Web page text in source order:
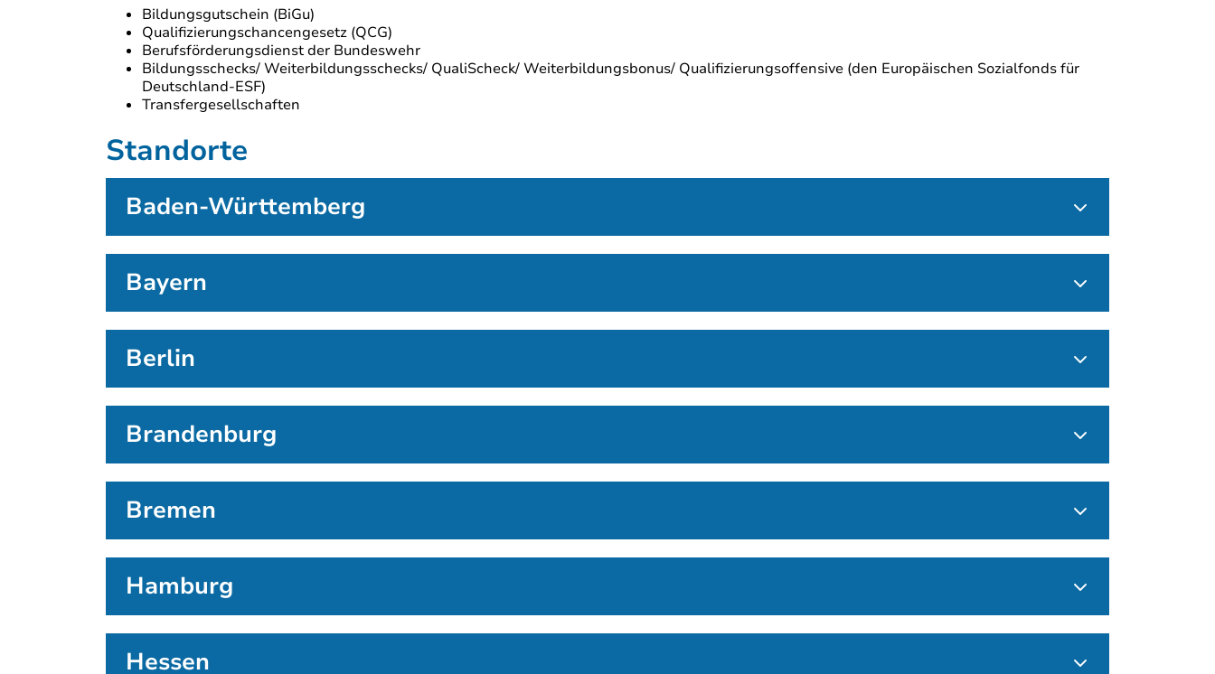
Bildungsgutschein (BiGu)
Qualifizierungschancengesetz (QCG)
Berufsförderungsdienst der Bundeswehr
Bildungsschecks/ Weiterbildungsschecks/ QualiScheck/ Weiterbildungsbonus/ Qualifizierungsoffensive (den Europäischen Sozialfonds für
Deutschland-ESF)
Transfergesellschaften
Standorte
Baden-Württemberg
Bayern
Berlin
Brandenburg
Bremen
Hamburg
Hessen